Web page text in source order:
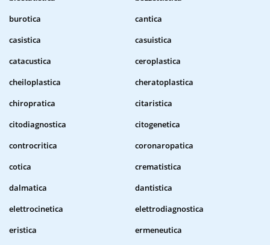
burotica
cantica
casistica
casuistica
catacustica
ceroplastica
cheiloplastica
cheratoplastica
chiropratica
citaristica
citodiagnostica
citogenetica
controcritica
coronaropatica
cotica
crematistica
dalmatica
dantistica
elettrocinetica
elettrodiagnostica
eristica
ermeneutica